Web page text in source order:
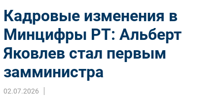
Импорто­замещение
Автоматизация Промышленности
Интернет
Фиксированная связь
Интеграция
Кадровые изменения в
Минцифры РТ: Альберт
Яковлев стал первым
замминистра
02.07.2026